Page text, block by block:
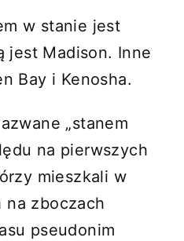
w stanie jest
jest Madison. Inne
Bay i Kenosha.
„stanem
na pierwszych
mieszkali w
na zboczach
pseudonim